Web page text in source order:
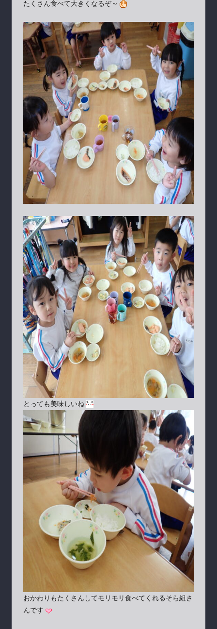
たくさん食べて大きくなるぞ～
とっても美味しいね
おかわりもたくさんしてモリモリ食べてくれるそら組さ
んです